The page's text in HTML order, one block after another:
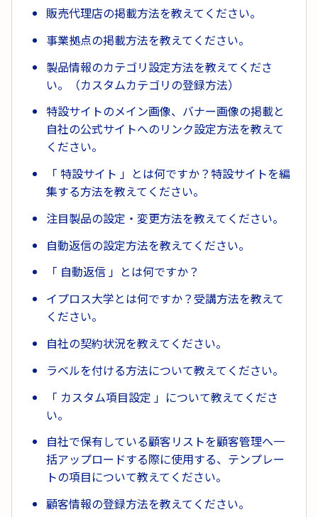
販売代理店の掲載方法を教えてください。
事業拠点の掲載方法を教えてください。
製品情報のカテゴリ設定方法を教えてくださ
い。（カスタムカテゴリの登録方法）
特設サイトのメイン画像、バナー画像の掲載と
自社の公式サイトへのリンク設定方法を教えて
ください。
「 特設サイト 」とは何ですか？特設サイトを編
集する方法を教えてください。
注目製品の設定・変更方法を教えてください。
自動返信の設定方法を教えてください。
「 自動返信 」とは何ですか？
イプロス大学とは何ですか？受講方法を教えて
ください。
自社の契約状況を教えてください。
ラベルを付ける方法について教えてください。
「 カスタム項目設定 」について教えてくださ
い。
自社で保有している顧客リストを顧客管理へ一
括アップロードする際に使用する、テンプレー
トの項目について教えてください。
顧客情報の登録方法を教えてください。